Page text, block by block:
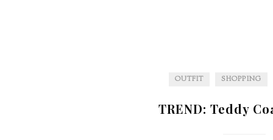
OUTFIT SHOPPING
TREND: Teddy